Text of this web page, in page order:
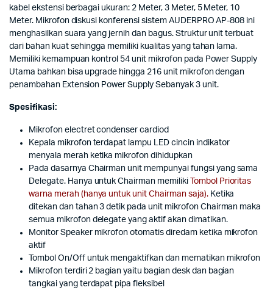
kabel ekstensi berbagai ukuran: 2 Meter, 3 Meter, 5 Meter, 10
Meter. Mikrofon diskusi konferensi sistem AUDERPRO AP-808 ini
menghasilkan suara yang jernih dan bagus. Struktur unit terbuat
dari bahan kuat sehingga memiliki kualitas yang tahan lama.
Memiliki kemampuan kontrol 54 unit mikrofon pada Power Supply
Utama bahkan bisa upgrade hingga 216 unit mikrofon dengan
penambahan Extension Power Supply Sebanyak 3 unit.
Spesifikasi:
Mikrofon electret condenser cardiod
Kepala mikrofon terdapat lampu LED cincin indikator
menyala merah ketika mikrofon dihidupkan
Pada dasarnya Chairman unit mempunyai fungsi yang sama
Delegate. Hanya untuk Chairman memiliki
Tombol Prioritas
warna merah (hanya untuk unit Chairman saja).Ketika
ditekan dan tahan 3 detik pada unit mikrofon Chairman maka
semua mikrofon delegate yang aktif akan dimatikan.
Monitor Speaker mikrofon otomatis diredam ketika mikrofon
aktif
Tombol On/Off untuk mengaktifkan dan mematikan mikrofon
Mikrofon terdiri 2 bagian yaitu bagian desk dan bagian
tangkai yang terdapat pipa fleksibel